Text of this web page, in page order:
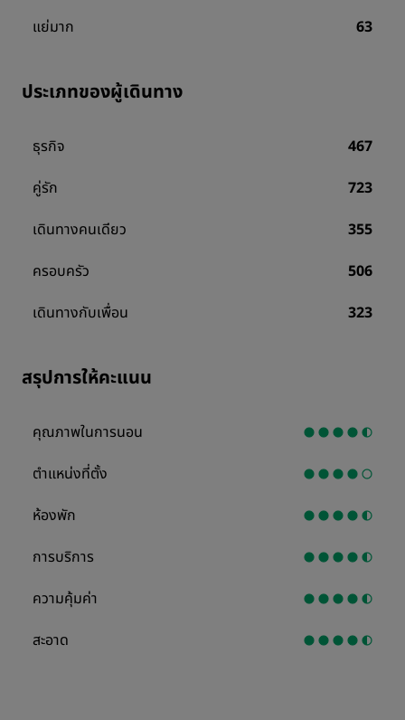
แย่มาก
63
ประเภทของผู้เดินทาง
ธุรกิจ
467
คู่รัก
723
เดินทางคนเดียว
355
ครอบครัว
506
เดินทางกับเพื่อน
323
สรุปการให้คะแนน
คุณภาพในการนอน
ตำแหน่งที่ตั้ง
ห้องพัก
การบริการ
ความคุ้มค่า
สะอาด